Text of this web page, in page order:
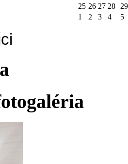
25 26 27 28
29
1 2 3 4 5